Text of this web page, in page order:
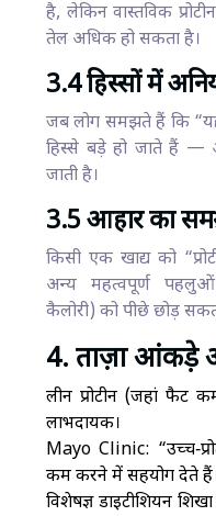
है, लेकिन वास्तविक
तेल अधिक हो सकता है।
3.4 हिस्सों में
जब लोग समझते हैं कि “यह
हिस्से बड़े हो जाते हैं —
जाती है।
3.5 आहार का
किसी एक खाद्य को
अन्य महत्वपूर्ण पहलुओं
कैलोरी) को पीछे छोड़
4. ताज़ा आंकड़े
लीन प्रोटीन (जहां फैट
लाभदायक।
Mayo Clinic:
कम करने में सहयोग देते
विशेषज्ञ डाइटीशियन